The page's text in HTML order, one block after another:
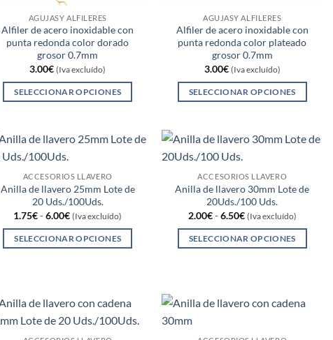
página
de
producto
AGUJASY ALFILERES
Alfiler de acero inoxidable con
punta redonda color dorado
grosor 0.7mm
3.00€ (Iva excluído)
SELECCIONAR OPCIONES
tiene
múltiples
variantes.
Las
opciones
se
pueden
página
de
AGUJASY ALFILERES
Alfiler de acero inoxidable con
punta redonda color plateado
grosor 0.7mm
3.00€ (Iva excluído)
SELECCIONAR OPCIONES
tiene
múltiples
variantes.
Las
opciones
se
pueden
página
ACCESORIOS LLAVERO
Anilla de llavero 25mm Lote de
20 Uds./100Uds.
1.75€-6.00€Rango
de
precios:
desde
(Iva excluído)
SELECCIONAR OPCIONES
múltiples
variantes.
Las
ACCESORIOS LLAVERO
Anilla de llavero 30mm Lote de
20Uds./100 Uds.
2.00€-6.50€Rango
de
precios:
desde
(Iva excluído)
SELECCIONAR OPCIONES
múltiples
Las